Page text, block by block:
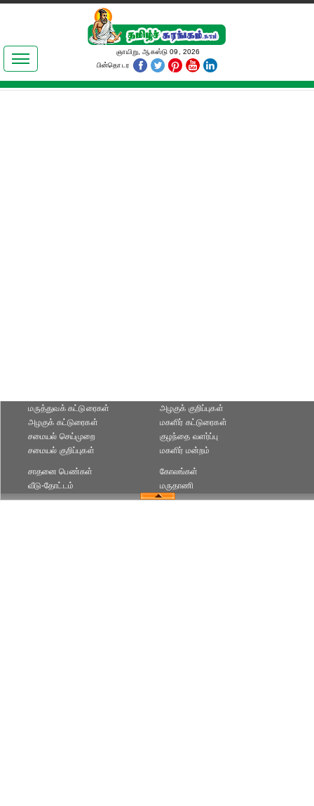
இலக்கியங்கள்
தமிழ் உலகம்
ஞாயிறு, ஆகஸ்டு 09, 2026
பின்தொடர
மருத்துவக் கட்டுரைகள்
அழகுக் கட்டுரைகள்
அழகுக் குறிப்புகள்
மகளிர் கட்டுரைகள்
சமையல் செய்முறை
சமையல் குறிப்புகள்
குழந்தை வளர்ப்பு
மகளிர் மன்றம்
சாதனை பெண்கள்
வீடு-தோட்டம்
கோலங்கள்
மருதாணி